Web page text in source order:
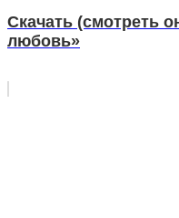
Скачать (смотреть
любовь»